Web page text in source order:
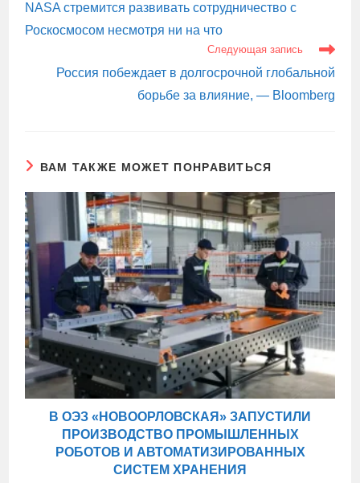
NASA стремится развивать сотрудничество с
Роскосмосом несмотря ни на что
Следующая запись
Россия побеждает в долгосрочной глобальной
борьбе за влияние, — Bloomberg
ВАМ ТАКЖЕ МОЖЕТ ПОНРАВИТЬСЯ
В ОЭЗ «НОВООРЛОВСКАЯ» ЗАПУСТИЛИ
ПРОИЗВОДСТВО ПРОМЫШЛЕННЫХ
РОБОТОВ И АВТОМАТИЗИРОВАННЫХ
СИСТЕМ ХРАНЕНИЯ